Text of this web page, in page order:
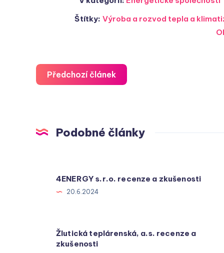
Štítky: Výroba a rozvod tepla a
Předchozí článek
Podobné články
4ENERGY s.r.o. recenze a zkušenosti
20.6.2024
Žlutická teplárenská, a.s. recenze a
zkušenosti